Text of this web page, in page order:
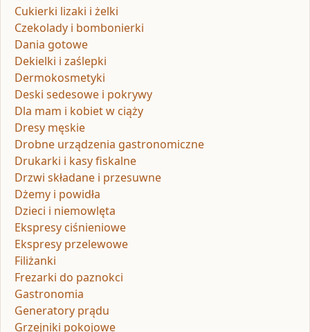
Cukierki lizaki i żelki
Czekolady i bombonierki
Dania gotowe
Dekielki i zaślepki
Dermokosmetyki
Deski sedesowe i pokrywy
Dla mam i kobiet w ciąży
Dresy męskie
Drobne urządzenia gastronomiczne
Drukarki i kasy fiskalne
Drzwi składane i przesuwne
Dżemy i powidła
Dzieci i niemowlęta
Ekspresy ciśnieniowe
Ekspresy przelewowe
Filiżanki
Frezarki do paznokci
Gastronomia
Generatory prądu
Grzejniki pokojowe